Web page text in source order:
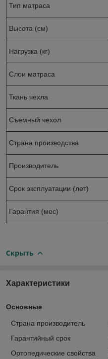
Тип матраса
Высота (см)
Нагрузка (кг)
Слои матраса
Ткань чехла
Съемный чехол
Страна производства
Производитель
Срок эксплуатации (лет)
Гарантия (мес)
Скрыть
Характеристики
Основные
Страна производитель
Гарантийный срок
Ортопедические свойства